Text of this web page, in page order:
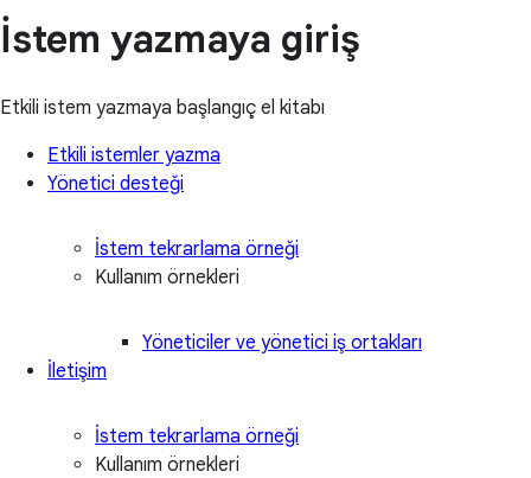
İstem yazmaya giriş
Etkili istem yazmaya başlangıç el kitabı
Etkili istemler yazma
Yönetici desteği
İstem tekrarlama örneği
Kullanım örnekleri
Yöneticiler ve yönetici iş ortakları
İletişim
İstem tekrarlama örneği
Kullanım örnekleri